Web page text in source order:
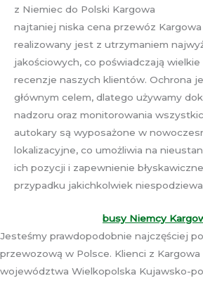
z Niemiec do Polski Kargowa
najtaniej niska cena przewóz
realizowany jest z utrzymaniem
jakościowych, co poświadczają
recenzje naszych klientów. Ochrona
głównym celem, dlatego używamy
nadzoru oraz monitorowania
autokary są wyposażone w
lokalizacyjne, co umożliwia na
ich pozycji i zapewnienie
przypadku jakichkolwiek
busy Niemcy
Jesteśmy prawdopodobnie najczęściej
przewozową w Polsce. Klienci z Kargowa
województwa Wielkopolska Kujawsko-